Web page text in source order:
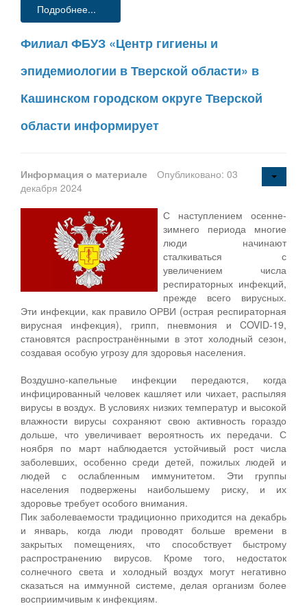
Подробнее...
Филиал ФБУЗ «Центр гигиены и
эпидемиологии в Тверской области» в
Кашинском городском округе Тверской
области информирует
Информация о материале
Опубликовано: 03
декабря 2024
С наступлением осенне-
зимнего периода многие
люди начинают
сталкиваться с
увеличением числа
респираторных инфекций,
прежде всего вирусных.
Эти инфекции, как правило ОРВИ (острая респираторная
вирусная инфекция), грипп, пневмония и COVID-19,
становятся распространёнными в этот холодный сезон,
создавая особую угрозу для здоровья населения.
Воздушно-капельные инфекции передаются, когда
инфицированный человек кашляет или чихает, распыляя
вирусы в воздух. В условиях низких температур и высокой
влажности вирусы сохраняют свою активность гораздо
дольше, что увеличивает вероятность их передачи. С
ноября по март наблюдается устойчивый рост числа
заболевших, особенно среди детей, пожилых людей и
людей с ослабленным иммунитетом. Эти группы
населения подвержены наибольшему риску, и их
здоровье требует особого внимания.
Пик заболеваемости традиционно приходится на декабрь
и январь, когда люди проводят больше времени в
закрытых помещениях, что способствует быстрому
распространению вирусов. Кроме того, недостаток
солнечного света и холодный воздух могут негативно
сказаться на иммунной системе, делая организм более
восприимчивым к инфекциям.